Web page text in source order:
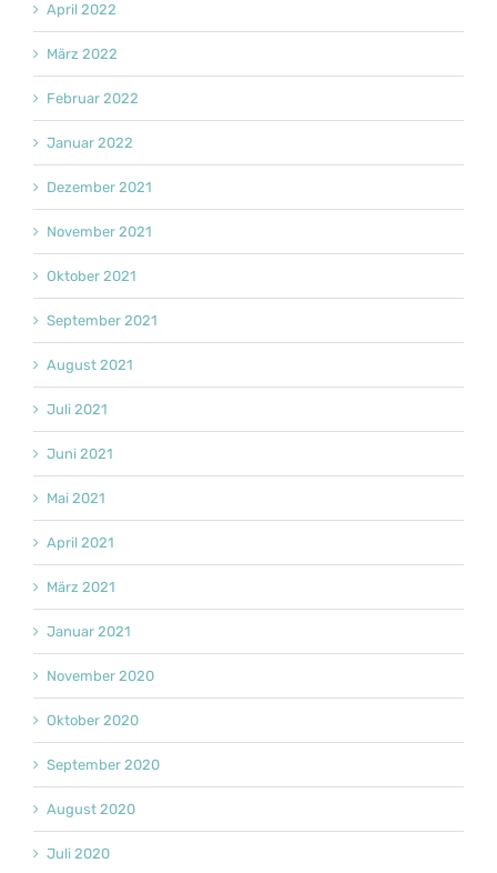
April 2022
März 2022
Februar 2022
Januar 2022
Dezember 2021
November 2021
Oktober 2021
September 2021
August 2021
Juli 2021
Juni 2021
Mai 2021
April 2021
März 2021
Januar 2021
November 2020
Oktober 2020
September 2020
August 2020
Juli 2020